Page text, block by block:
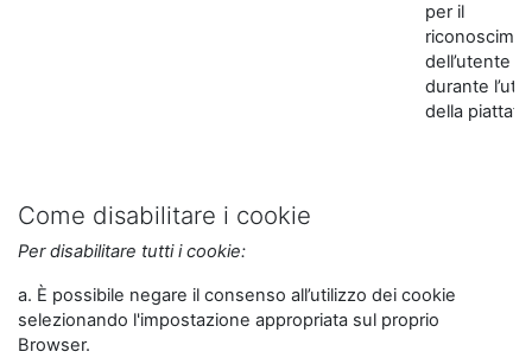
per il
dell’utente
durante
della
Come disabilitare i cookie
Per disabilitare tutti i cookie:
a. È possibile negare il consenso all’utilizzo dei cookie
selezionando l'impostazione appropriata sul proprio
Browser.